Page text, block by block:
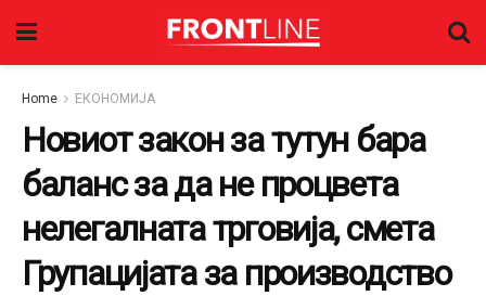
Home ЕКОНОМИЈА
Новиот закон за тутун бара
баланс за да не процвета
нелегалната трговија, смета
Групацијата за производство